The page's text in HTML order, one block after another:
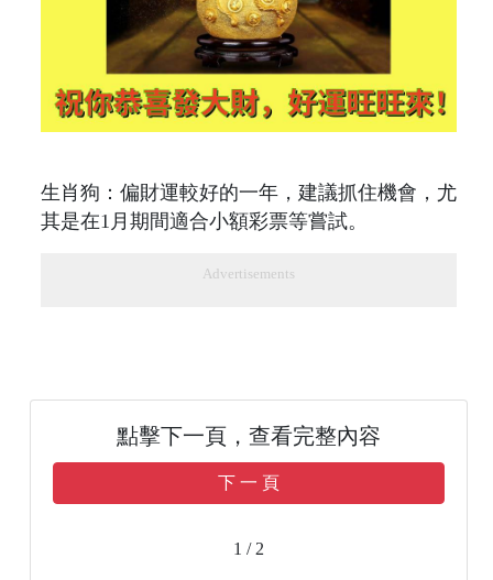
生肖狗：偏財運較好的一年，建議抓住機會，尤
其是在1月期間適合小額彩票等嘗試。
Advertisements
點擊下一頁，查看完整內容
下 一 頁
1 / 2